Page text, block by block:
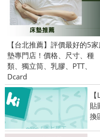
【台北推薦】評價最好的5
墊專門店！價格、尺寸、種
類、獨立筒、乳膠、PTT、
Dcard
貼
換